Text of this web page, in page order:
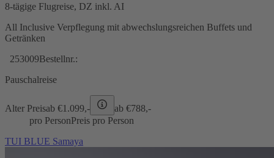
8-tägige Flugreise, DZ inkl. AI
All Inclusive Verpflegung mit abwechslungsreichen Buffets und
Getränken
253009Bestellnr.:
Pauschalreise
Alter Preisab €1.099,- ab €788,-
pro PersonPreis pro Person
TUI BLUE Samaya